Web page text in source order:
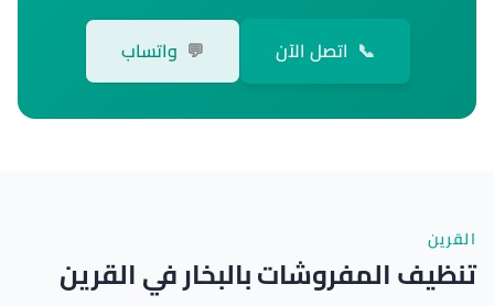
📞 اتصل الآن 💬 واتساب
القرين
تنظيف المفروشات بالبخار في القرين